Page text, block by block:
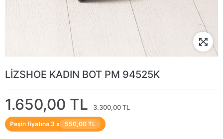
LİZSHOE KADIN BOT PM 94525K
1.650,00 TL 3.300,00 TL
Peşin fiyatına 3 x 550,00 TL